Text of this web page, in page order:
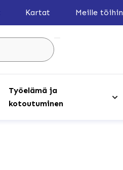
Kartat Meille töihin
Työelämä ja
kotoutuminen